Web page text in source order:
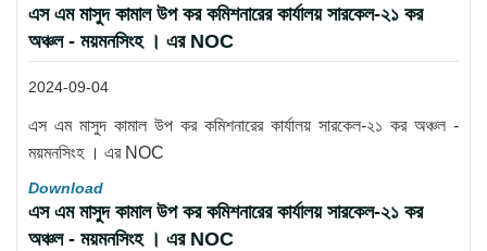
এস এম মাসুদ কামাল উপ কর কমিশনারের কার্যালয় সারকেল-২১ কর
অঞ্চল - ময়মনসিংহ । এর NOC
2024-09-04
এস এম মাসুদ কামাল উপ কর কমিশনারের কার্যালয় সারকেল-২১ কর অঞ্চল -
ময়মনসিংহ । এর NOC
Download
এস এম মাসুদ কামাল উপ কর কমিশনারের কার্যালয় সারকেল-২১ কর
অঞ্চল - ময়মনসিংহ । এর NOC